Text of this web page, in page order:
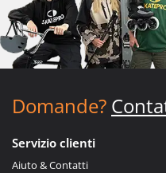
Domande?
Servizio clienti
Aiuto & Contatti